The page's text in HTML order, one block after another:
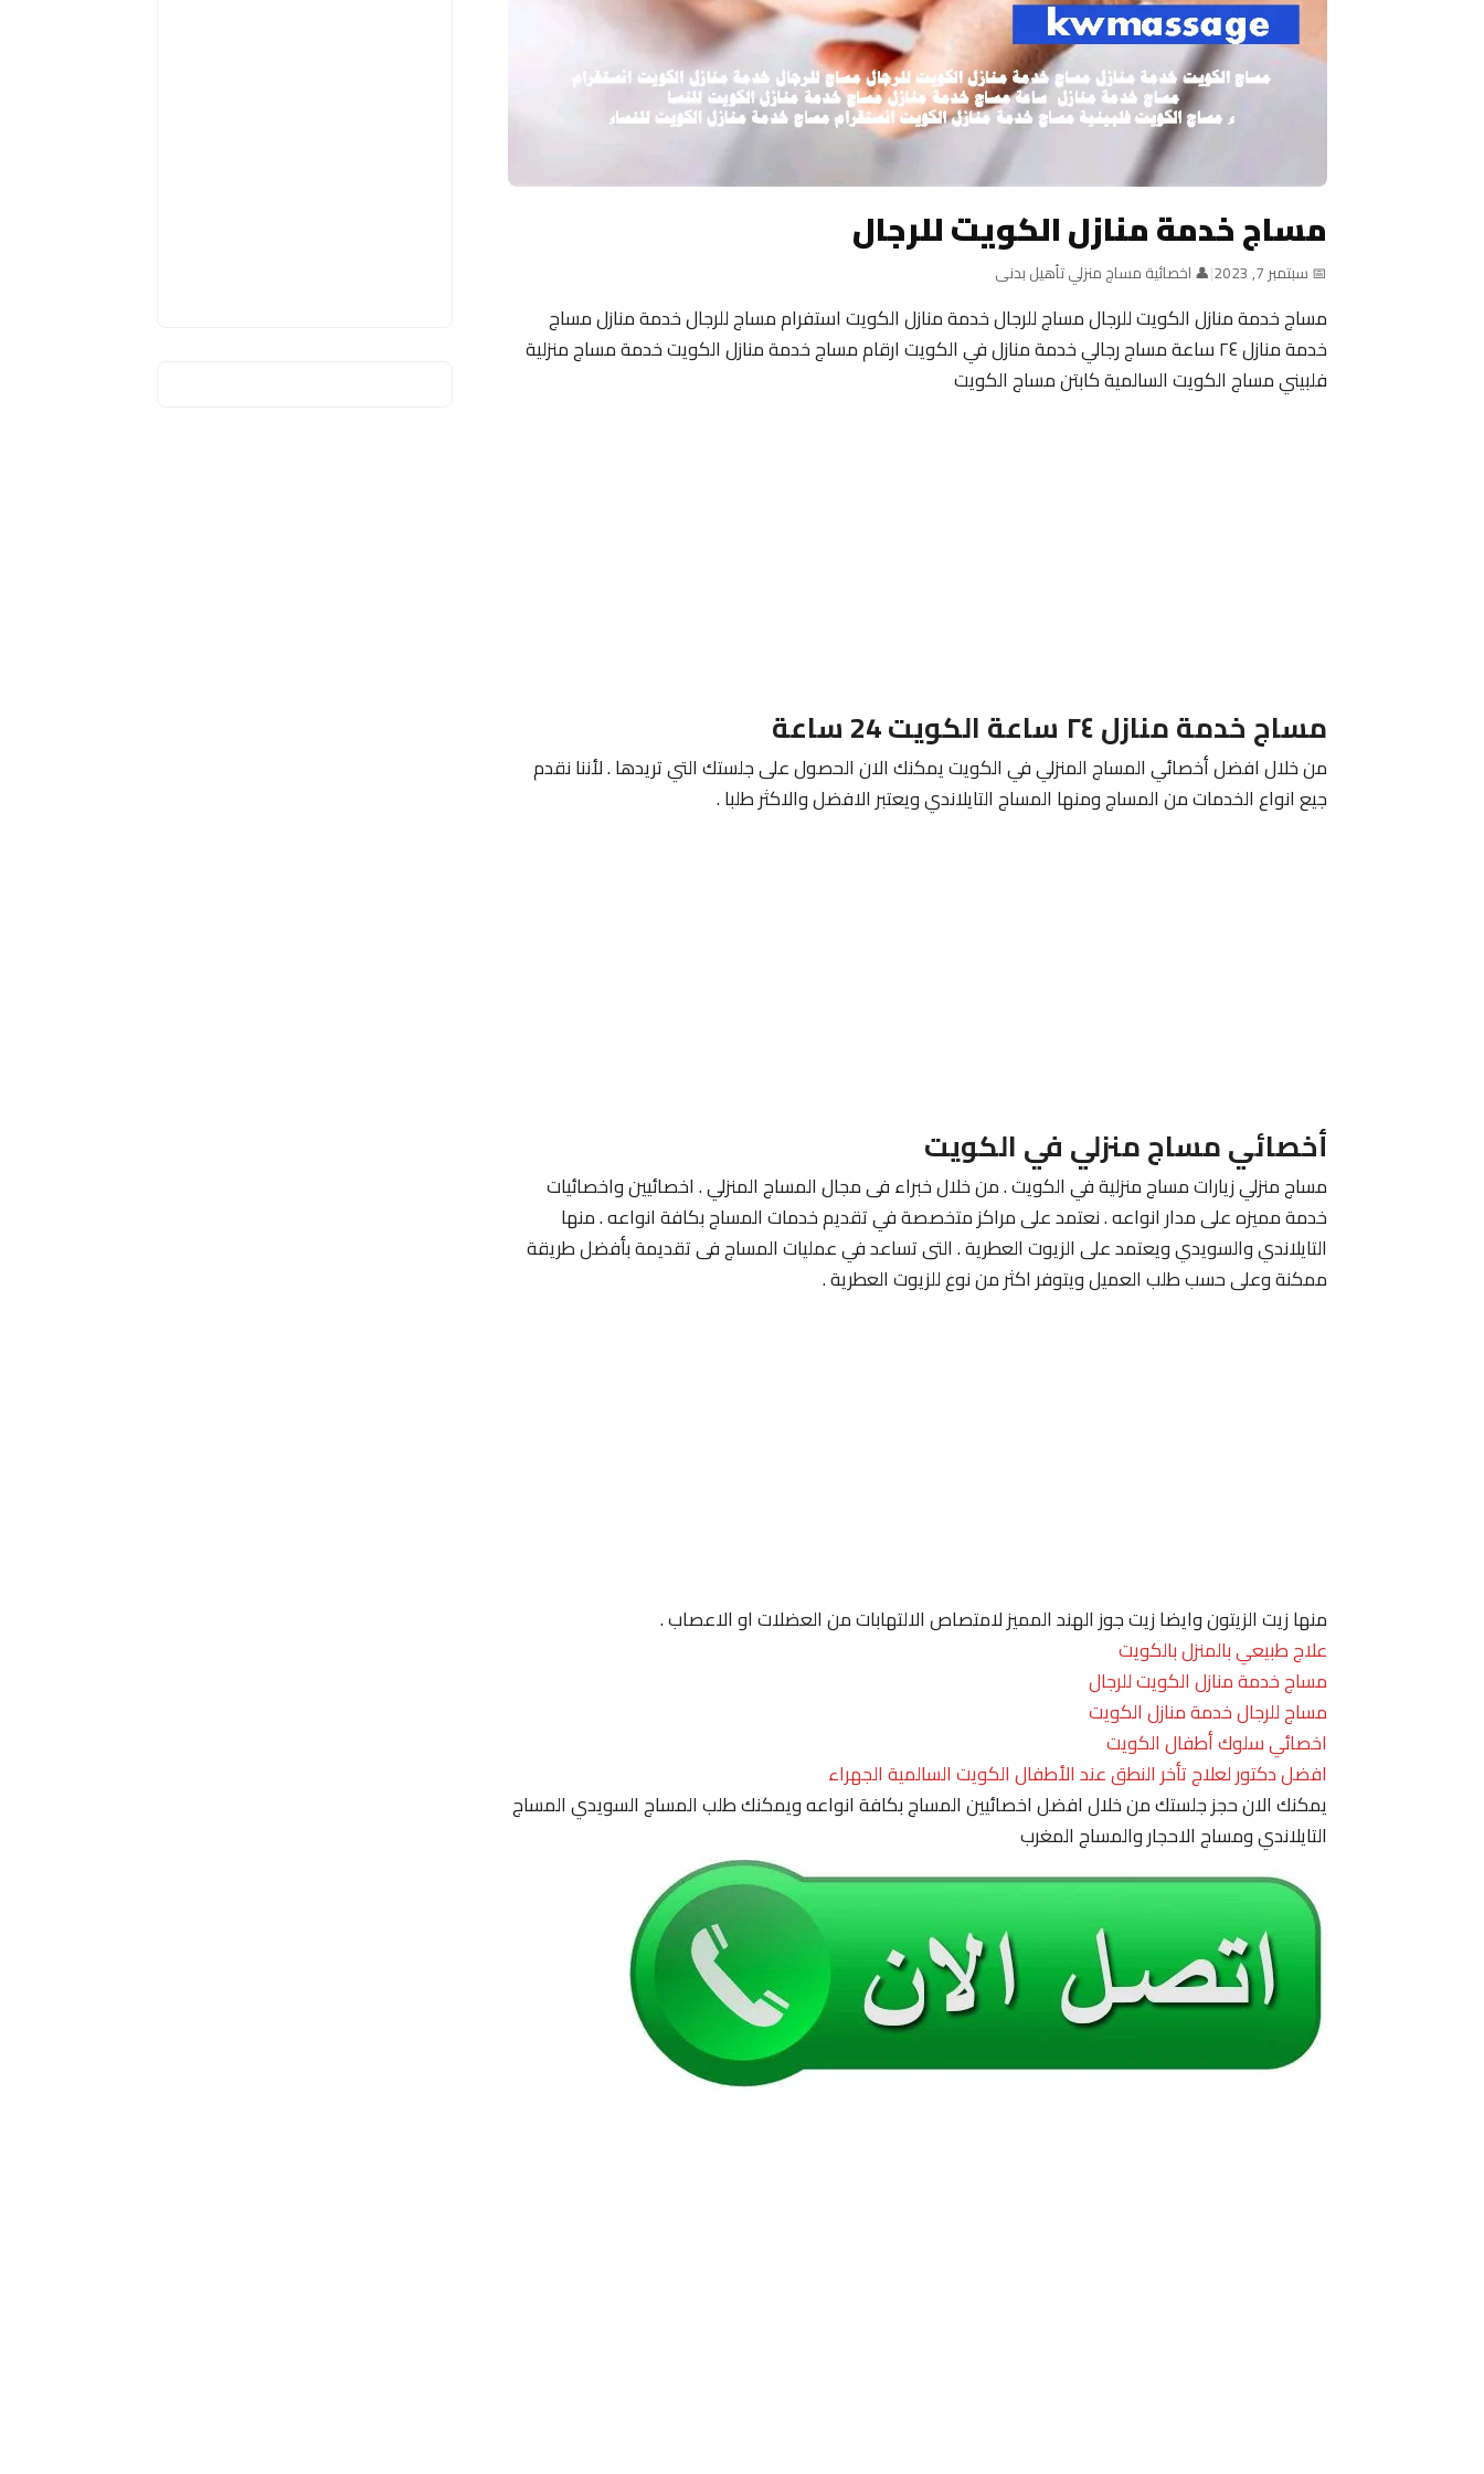
مساج خدمة منازل الكويت للرجال
📅 سبتمبر 7, 2023 |👤 اخصائية مساج منزلي تأهيل بدنى
مساج خدمة منازل الكويت للرجال مساج للرجال خدمة منازل الكويت استفرام مساج للرجال خدمة منازل مساج
خدمة منازل ٢٤ ساعة مساج رجالي خدمة منازل في الكويت ارقام مساج خدمة منازل الكويت خدمة مساج منزلية
فلبيني مساج الكويت السالمية كابتن مساج الكويت
مساج خدمة منازل ٢٤ ساعة الكويت 24 ساعة
من خلال افضل أخصائي المساج المنزلي في الكويت يمكنك الان الحصول على جلستك التي تريدها . لأننا نقدم
جيع انواع الخدمات من المساج ومنها المساج التايلاندي ويعتبر الافضل والاكثر طلبا .
أخصائي مساج منزلي في الكويت
مساج منزلي زيارات مساج منزلية في الكويت . من خلال خبراء فى مجال المساج المنزلي . اخصائيين واخصائيات
خدمة مميزه على مدار انواعه . نعتمد على مراكز متخصصة في تقديم خدمات المساج بكافة انواعه . منها
التايلاندي والسويدي ويعتمد على الزيوت العطرية . التى تساعد في عمليات المساج فى تقديمة بأفضل طريقة
ممكنة وعلى حسب طلب العميل ويتوفر اكثر من نوع للزيوت العطرية .
منها زيت الزيتون وايضا زيت جوز الهند المميز لامتصاص الالتهابات من العضلات او الاعصاب .
علاج طبيعي بالمنزل بالكويت
مساج خدمة منازل الكويت للرجال
مساج للرجال خدمة منازل الكويت
اخصائي سلوك أطفال الكويت
افضل دكتور لعلاج تأخر النطق عند الأطفال الكويت السالمية الجهراء
يمكنك الان حجز جلستك من خلال افضل اخصائيين المساج بكافة انواعه ويمكنك طلب المساج السويدي المساج
التايلاندي ومساج الاحجار والمساج المغرب